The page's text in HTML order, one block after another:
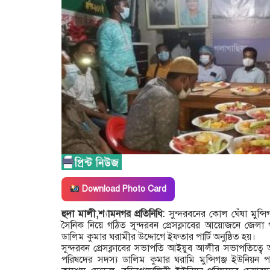
Download Photo Card
হুদা মালী,শ্যামনগর প্রতিনিধি: সুন্দরবনের কোল ঘেঁষা
সৈনিক নিয়ে গঠিত সুন্দরবন প্রেসক্লাবের আয়োজনে জেলা
ডালিম কুমার ঘরামীর উদ্দোগে ইফতার পার্টি অনুষ্ঠিত হয়।
সুন্দরবন প্রেসক্লাবের সভাপতি আইয়ুব আলীর সভাপতিত্বে
পরিষদের সদস্য ডালিম কুমার ঘরামি মুন্সিগঞ্জ ইউনিয়ন